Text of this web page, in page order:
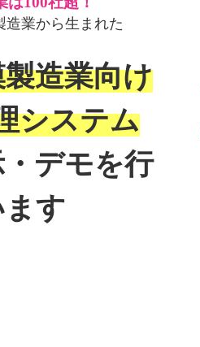
造業から生まれた
造業向け
システム
デモを行
ます